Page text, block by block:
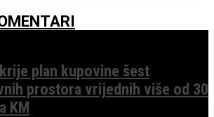
plan kupovine šest
prostora vrijednih više od 30
KM